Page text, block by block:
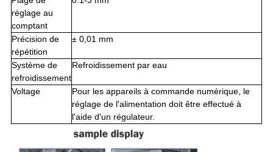
réglage au
comptant
Précision de
répétition
± 0,01 mm
Système de
refroidissement
Refroidissement par eau
Voltage
Pour les appareils à commande numérique, le
réglage de l'alimentation doit être effectué à
l'aide d'un régulateur.